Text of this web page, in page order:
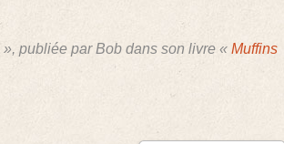
publiée par Bob dans son livre « Muffins